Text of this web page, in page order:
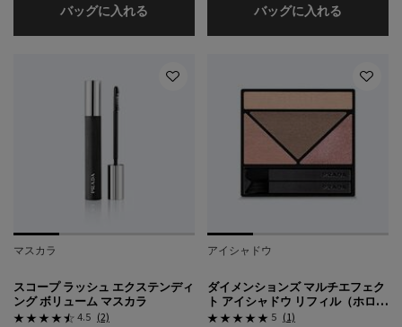
バッグに入れる ラインズ デュラブル グライディング アイ
バッグに入れる
マスカラ
スコープ ラッシュ エクステンディ
ング ボリューム マスカラ
4.5 (2)
アイシャドウ
ダイメンションズ マルチエフェク
ト アイシャドウ リフィル（ホロヌ
ード コレクション）
5 (1)